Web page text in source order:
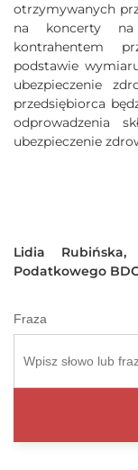
otrzymywanych
na koncerty
kontrahentem
podstawie
ubezpieczenie
przedsiębiorca
odprowadzenia
ubezpieczenie
Lidia
Podatkowego
Fraza